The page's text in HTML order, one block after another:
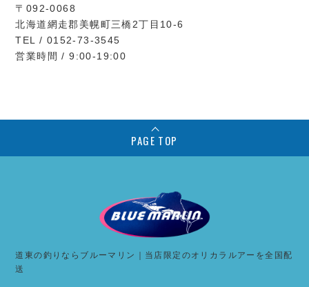
〒092-0068
北海道網走郡美幌町三橋2丁目10-6
TEL / 0152-73-3545
営業時間 / 9:00-19:00
PAGE TOP
道東の釣りならブルーマリン｜当店限定のオリカラルアーを全国配
送